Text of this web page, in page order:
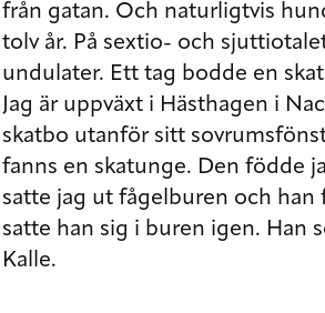
från gatan. Och naturligtvis
tolv år. På sextio- och
undulater. Ett tag bodde en
Jag är uppväxt i Hästhagen i
skatbo utanför sitt
fanns en skatunge. Den födde
satte jag ut fågelburen och han
satte han sig i buren igen. Han
Kalle.